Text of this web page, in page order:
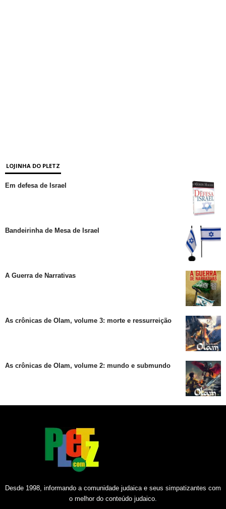
LOJINHA DO PLETZ
Em defesa de Israel
Bandeirinha de Mesa de Israel
A Guerra de Narrativas
As crônicas de Olam, volume 3: morte e ressurreição
As crônicas de Olam, volume 2: mundo e submundo
Desde 1998, informando a comunidade judaica e seus simpatizantes com
o melhor do conteúdo judaico.